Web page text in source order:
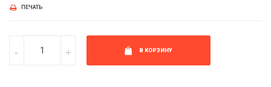
ПЕЧАТЬ
В КОРЗИНУ